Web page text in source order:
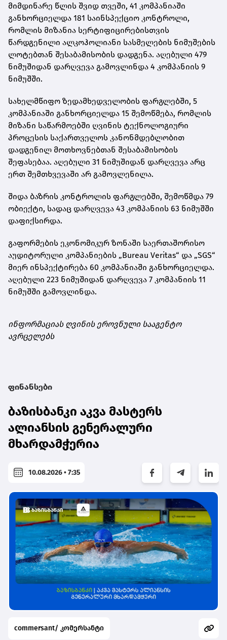
მიმდინარე წლის შვიდ თვეში, 41 კომპანიაში
განხორციელდა 181 საინსპექციო კონტროლი,
რომლის მიზანია სერტიფიცირებისთვის
წარდგენილი ალკოჰოლიანი სასმელების ნიმუშების
ლოტებთან შესაბამისობის დადგენა. აღებული 479
ნიმუშიდან დარღვევა გამოვლინდა 4 კომპანიის 9
ნიმუშში.
სახელმწიფო ზედამხედველობის ფარგლებში, 5
კომპანიაში განხორციელდა 15 შემოწმება, რომლის
მიზანი საწარმოებში ღვინის ტექნოლოგიური
პროცესის საქართველოს კანონმდებლობით
დადგენილ მოთხოვნებთან შესაბამისობის
შეფასებაა. აღებული 31 ნიმუშიდან დარღვევა არც
ერთ შემთხვევაში არ გამოვლენილა.
შიდა ბაზრის კონტროლის ფარგლებში, შემოწმდა 79
ობიექტი, სადაც დარღვევა 43 კომპანიის 63 ნიმუშში
დაფიქსირდა.
გაფორმების ეკონომიკურ ზონაში საერთაშორისო
აუდიტორული კომპანიების „Bureau Veritas“ და „SGS“
მიერ ინსპექტირება 60 კომპანიაში განხორციელდა.
აღებული 223 ნიმუშიდან დარღვევა 7 კომპანიის 11
ნიმუშში გამოვლინდა.
ინფორმაციას ღვინის ეროვნული სააგენტო
ავრცელებს
ფინანსები
ბაზისბანკი აკვა მასტერს
ალიანსის გენერალური
მხარდამჭერია
10.08.2026 • 7:35
commersant/ კომერსანტი